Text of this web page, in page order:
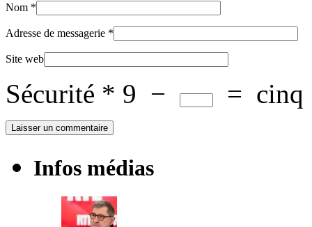
Nom *
Adresse de messagerie *
Site web
Sécurité * 9 − = cinq
Infos médias